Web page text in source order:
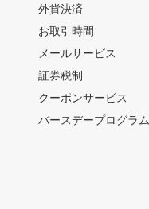
外貨決済
お取引時間
メールサービス
証券税制
クーポンサービス
バースデープログラム